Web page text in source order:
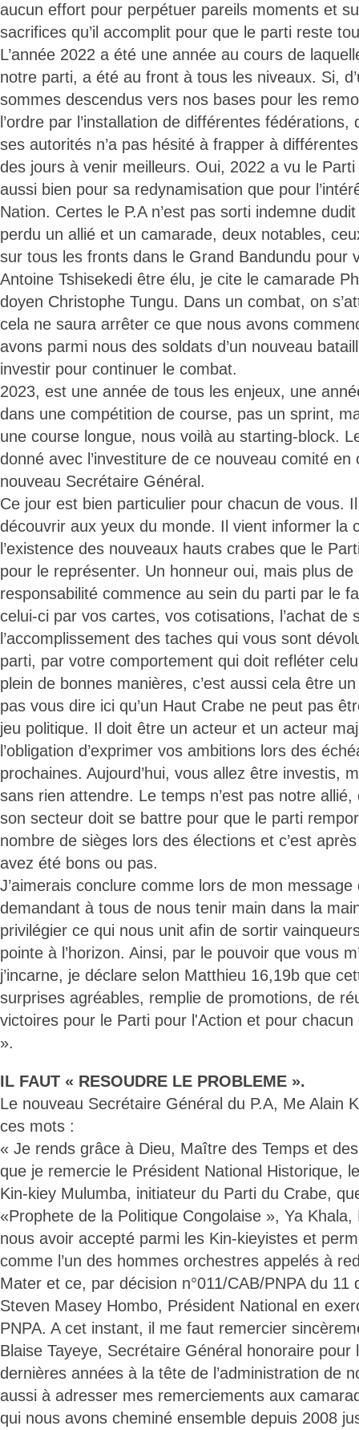
aucun effort pour perpétuer pareils moments et
sacrifices qu’il accomplit pour que le parti reste
L’année 2022 a été une année au cours de
notre parti, a été au front à tous les niveaux. Si,
sommes descendus vers nos bases pour les
l’ordre par l’installation de différentes fédérations,
ses autorités n’a pas hésité à frapper à
des jours à venir meilleurs. Oui, 2022 a vu le Parti
aussi bien pour sa redynamisation que pour
Nation. Certes le P.A n’est pas sorti indemne
perdu un allié et un camarade, deux notables,
sur tous les fronts dans le Grand Bandundu pour
Antoine Tshisekedi être élu, je cite le camarade
doyen Christophe Tungu. Dans un combat, on
cela ne saura arrêter ce que nous avons
avons parmi nous des soldats d’un nouveau
investir pour continuer le combat.
2023, est une année de tous les enjeux, une
dans une compétition de course, pas un sprint,
une course longue, nous voilà au starting-block.
donné avec l’investiture de ce nouveau comité
nouveau Secrétaire Général.
Ce jour est bien particulier pour chacun de vous.
découvrir aux yeux du monde. Il vient informer la
l’existence des nouveaux hauts crabes que le
pour le représenter. Un honneur oui, mais plus
responsabilité commence au sein du parti par le
celui-ci par vos cartes, vos cotisations, l’achat de
l’accomplissement des taches qui vous sont
parti, par votre comportement qui doit refléter
plein de bonnes manières, c’est aussi cela être
pas vous dire ici qu’un Haut Crabe ne peut pas
jeu politique. Il doit être un acteur et un acteur
l’obligation d’exprimer vos ambitions lors des
prochaines. Aujourd’hui, vous allez être investis,
sans rien attendre. Le temps n’est pas notre
son secteur doit se battre pour que le parti
nombre de sièges lors des élections et c’est
avez été bons ou pas.
J’aimerais conclure comme lors de mon
demandant à tous de nous tenir main dans la
privilégier ce qui nous unit afin de sortir
pointe à l’horizon. Ainsi, par le pouvoir que vous
j’incarne, je déclare selon Matthieu 16,19b que
surprises agréables, remplie de promotions, de
victoires pour le Parti pour l'Action et pour
».
IL FAUT « RESOUDRE LE PROBLEME ».
Le nouveau Secrétaire Général du P.A, Me Alain
ces mots :
« Je rends grâce à Dieu, Maître des Temps et
que je remercie le Président National Historique,
Kin-kiey Mulumba, initiateur du Parti du Crabe,
«Prophete de la Politique Congolaise », Ya
nous avoir accepté parmi les Kin-kieyistes et
comme l’un des hommes orchestres appelés à
Mater et ce, par décision n°011/CAB/PNPA du 11
Steven Masey Hombo, Président National en
PNPA. A cet instant, il me faut remercier
Blaise Tayeye, Secrétaire Général honoraire pour
dernières années à la tête de l’administration de
aussi à adresser mes remerciements aux
qui nous avons cheminé ensemble depuis 2008